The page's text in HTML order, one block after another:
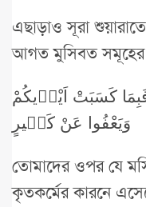
এছাড়াও সূরা
আগত মুসিবত সমূহের
كَسَبَتْ اَيْد۪يكُمْ
وَيَعْفُوا عَنْ كَث۪يرٍ
তোমাদের ওপর যে
কৃতকর্মের কারনে